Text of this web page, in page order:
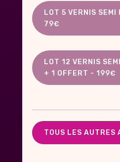
LOT 5 VERNIS SEMI
79€
LOT 12 VERNIS
+ 1 OFFERT - 199€
TOUS LES AUTRES